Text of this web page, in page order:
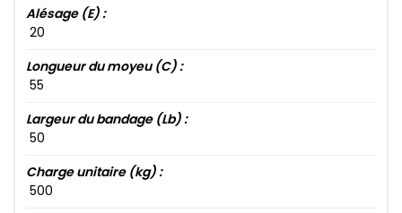
Alésage (E) :
20​
Longueur du moyeu (C) :
55​
Largeur du bandage (Lb) :
50​
Charge unitaire (kg) :
500​